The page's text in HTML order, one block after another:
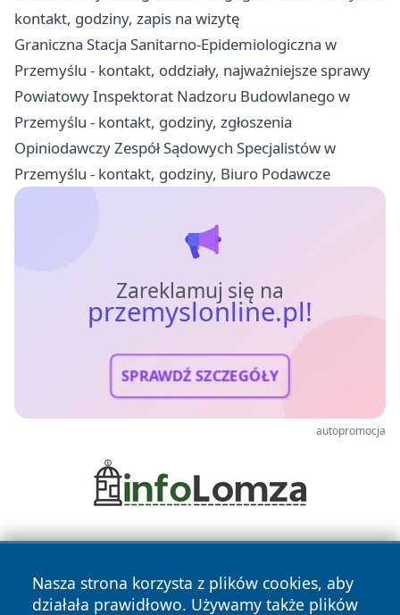
kontakt, godziny, zapis na wizytę
Graniczna Stacja Sanitarno-Epidemiologiczna w
Przemyślu - kontakt, oddziały, najważniejsze sprawy
Powiatowy Inspektorat Nadzoru Budowlanego w
Przemyślu - kontakt, godziny, zgłoszenia
Opiniodawczy Zespół Sądowych Specjalistów w
Przemyślu - kontakt, godziny, Biuro Podawcze
Zareklamuj się na
przemyslonline.pl!
SPRAWDŹ SZCZEGÓŁY
autopromocja
Nasza strona korzysta z plików cookies, aby
działała prawidłowo. Używamy także plików